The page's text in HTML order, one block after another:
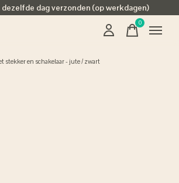
dag verzonden (op werkdagen)
0items
stekker en schakelaar - jute / zwart